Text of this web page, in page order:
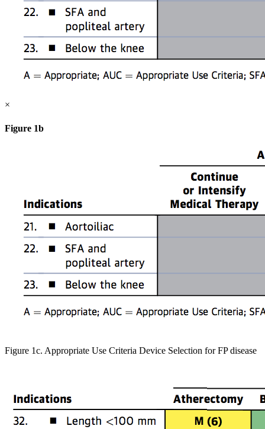
×
Figure 1b
Figure 1c. Appropriate Use Criteria Device Selection for FP disease